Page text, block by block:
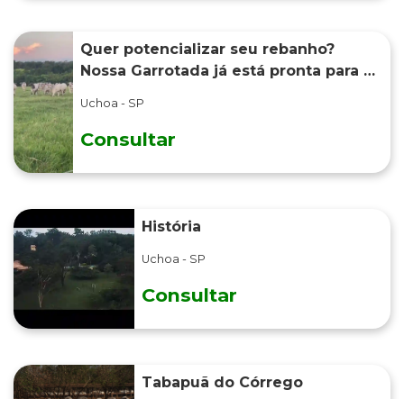
Quer potencializar seu rebanho?
Nossa Garrotada já está pronta para o
Uchoa - SP
Consultar
História
Uchoa - SP
Consultar
Tabapuã do Córrego